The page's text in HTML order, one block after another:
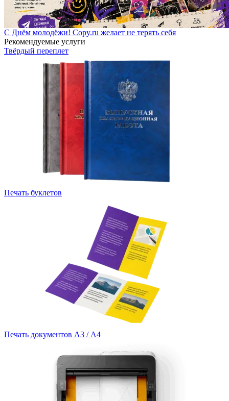
С Днём молодёжи! Copy.ru желает не терять себя
Рекомендуемые услуги
Твёрдый переплет
Печать буклетов
Печать документов А3 / А4